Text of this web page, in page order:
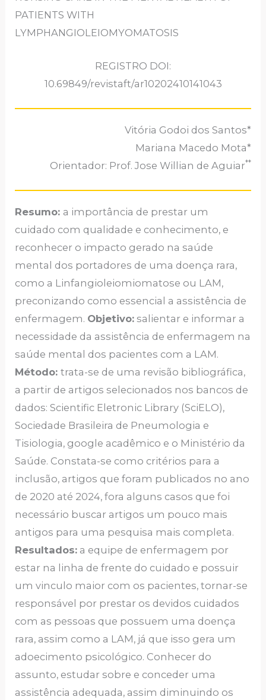
PATIENTS WITH
LYMPHANGIOLEIOMYOMATOSIS
REGISTRO DOI:
10.69849/revistaft/ar10202410141043
Vitória Godoi dos Santos*
Mariana Macedo Mota*
Orientador: Prof. Jose Willian de Aguiar**
Resumo: a importância de prestar um
cuidado com qualidade e conhecimento, e
reconhecer o impacto gerado na saúde
mental dos portadores de uma doença rara,
como a Linfangioleiomiomatose ou LAM,
preconizando como essencial a assistência de
enfermagem. Objetivo: salientar e informar a
necessidade da assistência de enfermagem na
saúde mental dos pacientes com a LAM.
Método:trata-se de uma revisão bibliográfica,
a partir de artigos selecionados nos bancos de
dados: Scientific Eletronic Library (SciELO),
Sociedade Brasileira de Pneumologia e
Tisiologia, google acadêmico e o Ministério da
Saúde. Constata-se como critérios para a
inclusão, artigos que foram publicados no ano
de 2020 até 2024, fora alguns casos que foi
necessário buscar artigos um pouco mais
antigos para uma pesquisa mais completa.
Resultados: a equipe de enfermagem por
estar na linha de frente do cuidado e possuir
um vinculo maior com os pacientes, tornar-se
responsável por prestar os devidos cuidados
com as pessoas que possuem uma doença
rara, assim como a LAM, já que isso gera um
adoecimento psicológico. Conhecer do
assunto, estudar sobre e conceder uma
assistência adequada, assim diminuindo os